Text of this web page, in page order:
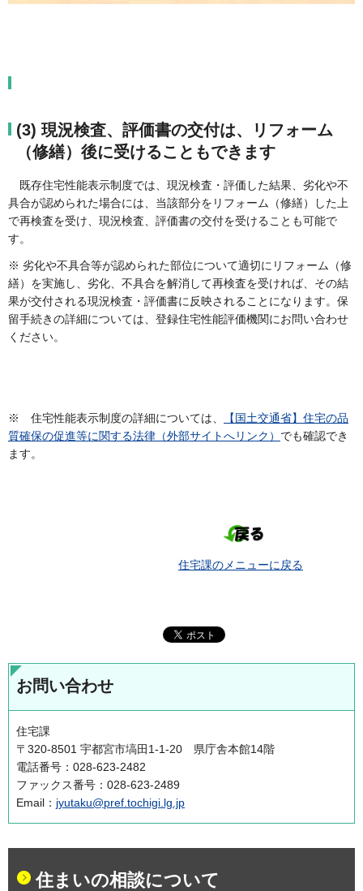
(3) 現況検査、評価書の交付は、リフォーム
（修繕）後に受けることもできます
既存住宅性能表示制度では、現況検査・評価した結果、劣化や不
具合が認められた場合には、当該部分をリフォーム（修繕）した上
で再検査を受け、現況検査、評価書の交付を受けることも可能で
す。
※ 劣化や不具合等が認められた部位について適切にリフォーム（修
繕）を実施し、劣化、不具合を解消して再検査を受ければ、その結
果が交付される現況検査・評価書に反映されることになります。保
留手続きの詳細については、登録住宅性能評価機関にお問い合わせ
ください。
※ 住宅性能表示制度の詳細については、
【国土交通省】住宅の品
質確保の促進等に関する法律（外部サイトへリンク） でも確認でき
ます。
住宅課のメニューに戻る
お問い合わせ
住宅課
〒320-8501 宇都宮市塙田1-1-20 県庁舎本館14階
電話番号：028-623-2482
ファックス番号：028-623-2489
Email： jyutaku@pref.tochigi.lg.jp
住まいの相談について